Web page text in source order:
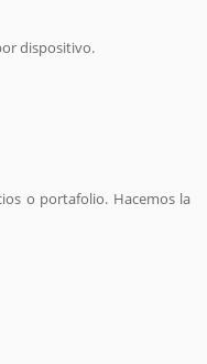
dispositivo.
o portafolio. Hacemos la